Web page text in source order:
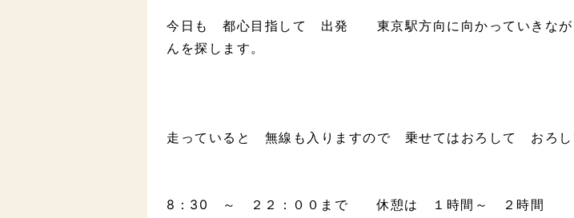
今日も 都心目指して 出発 東京駅方向に向かっていきな
んを探します。
走っていると 無線も入りますので 乗せてはおろして おろし
8：30 ～ ２２：００まで 休憩は １時間～ ２時間